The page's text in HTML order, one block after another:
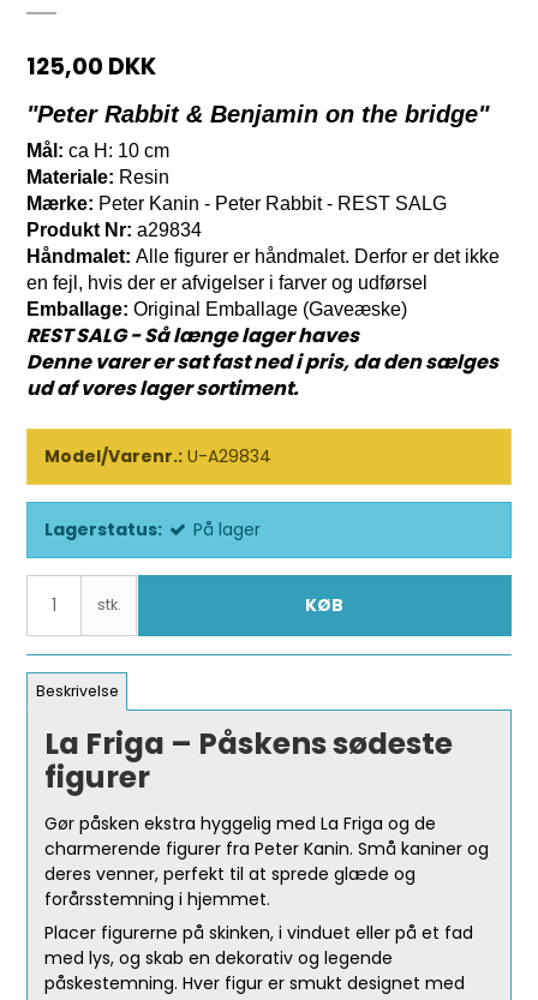
125,00 DKK
"Peter Rabbit & Benjamin on the bridge"
Mål: ca H: 10 cm
Materiale: Resin
Mærke: Peter Kanin - Peter Rabbit - REST SALG
Produkt Nr: a29834
Håndmalet: Alle figurer er håndmalet. Derfor er det ikke
en fejl, hvis der er afvigelser i farver og udførsel
Emballage: Original Emballage (Gaveæske)
REST SALG - Så længe lager haves
Denne varer er sat fast ned i pris, da den sælges
ud af vores lager sortiment.
Model/Varenr.: U-A29834
Lagerstatus: På lager
stk. KØB
Beskrivelse
La Friga – Påskens sødeste
figurer
Gør påsken ekstra hyggelig med La Friga og de
charmerende figurer fra Peter Kanin. Små kaniner og
deres venner, perfekt til at sprede glæde og
forårsstemning i hjemmet.
Placer figurerne på skinken, i vinduet eller på et fad
med lys, og skab en dekorativ og legende
påskestemning. Hver figur er smukt designet med